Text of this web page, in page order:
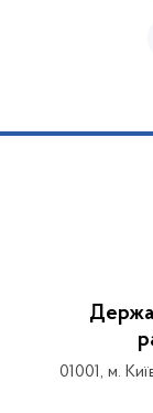
01001, м.